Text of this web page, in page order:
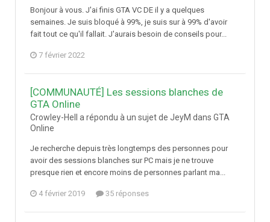
Bonjour à vous. J'ai finis GTA VC DE il y a quelques
semaines. Je suis bloqué à 99%, je suis sur à 99% d'avoir
fait tout ce qu'il fallait. J'aurais besoin de conseils pour...
7 février 2022
[COMMUNAUTÉ] Les sessions blanches de
GTA Online
Crowley-Hell a répondu à un sujet de JeyM dans GTA
Online
Je recherche depuis très longtemps des personnes pour
avoir des sessions blanches sur PC mais je ne trouve
presque rien et encore moins de personnes parlant ma...
4 février 2019 35 réponses